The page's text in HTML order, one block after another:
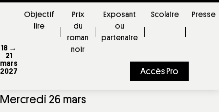
18 →
21
mars
2027
Objectif
lire
Prix
du
roman
noir
Exposant
ou
partenaire
Scolaire Presse
Accès Pro
Mercredi 26 mars